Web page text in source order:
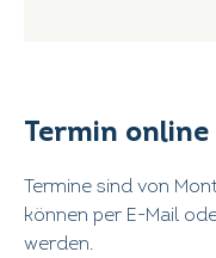
Termin online
Termine sind von
können per E-Mail
werden.